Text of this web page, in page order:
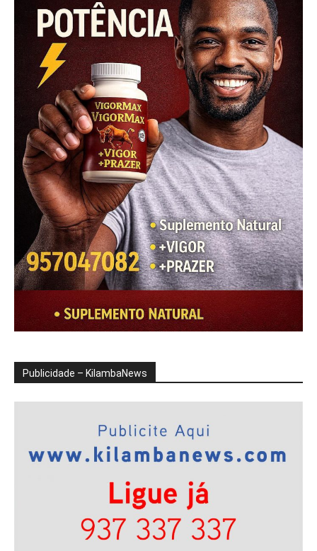
Publicidade – KilambaNews